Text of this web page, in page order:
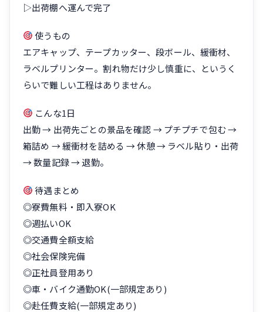
▷出荷棚へ運んで完了
使うもの
エアキャップ、テープカッター、段ボール、緩衝材、
ラベルプリンター。割れ物だけ少し慎重に、というく
らいで難しい工程はありません。
こんな1日
出勤 → 出荷先ごとの景品を確認 → プチプチで包む →
箱詰め → 緩衝材を詰める → 休憩 → ラベル貼り・出荷
→ 数量記録 → 退勤。
待遇まとめ
◎寮費無料・即入寮OK
◎週払いOK
◎交通費全額支給
◎社会保険完備
◎正社員登用あり
◎車・バイク通勤OK(一部規定あり)
◎赴任費支給(一部規定あり)